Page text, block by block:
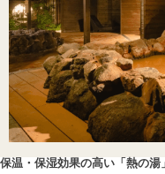
保温・保湿効果の高い「熱の湯」